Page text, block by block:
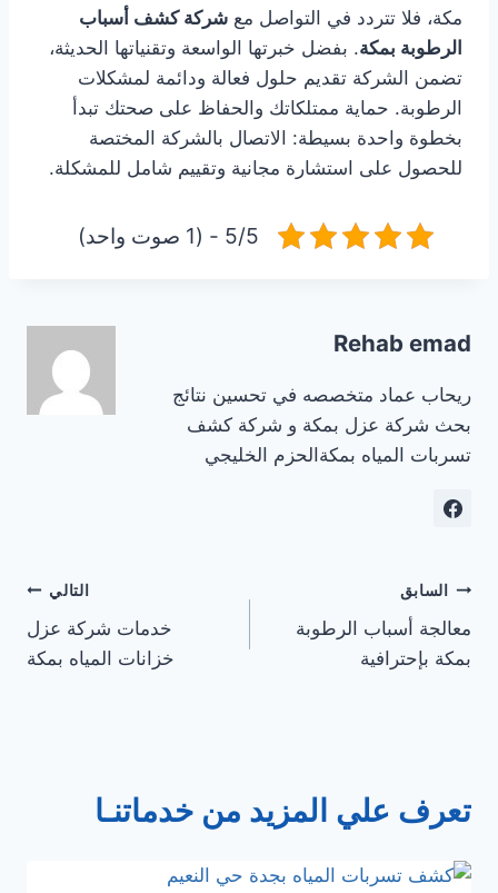
مكة، فلا تتردد في التواصل مع شركة كشف أسباب
الرطوبة بمكة. بفضل خبرتها الواسعة وتقنياتها الحديثة،
تضمن الشركة تقديم حلول فعالة ودائمة لمشكلات
الرطوبة. حماية ممتلكاتك والحفاظ على صحتك تبدأ
بخطوة واحدة بسيطة: الاتصال بالشركة المختصة
للحصول على استشارة مجانية وتقييم شامل للمشكلة.
5/5 - (1 صوت واحد)
Rehab emad
ريحاب عماد متخصصه في تحسين نتائج
بحث شركة عزل بمكة و شركة كشف
تسربات المياه بمكةالحزم الخليجي
تصفّح
المقالات
السابق
معالجة أسباب الرطوبة
بمكة بإحترافية
التالي
خدمات شركة عزل
خزانات المياه بمكة
تعرف علي المزيد من خدماتنـا